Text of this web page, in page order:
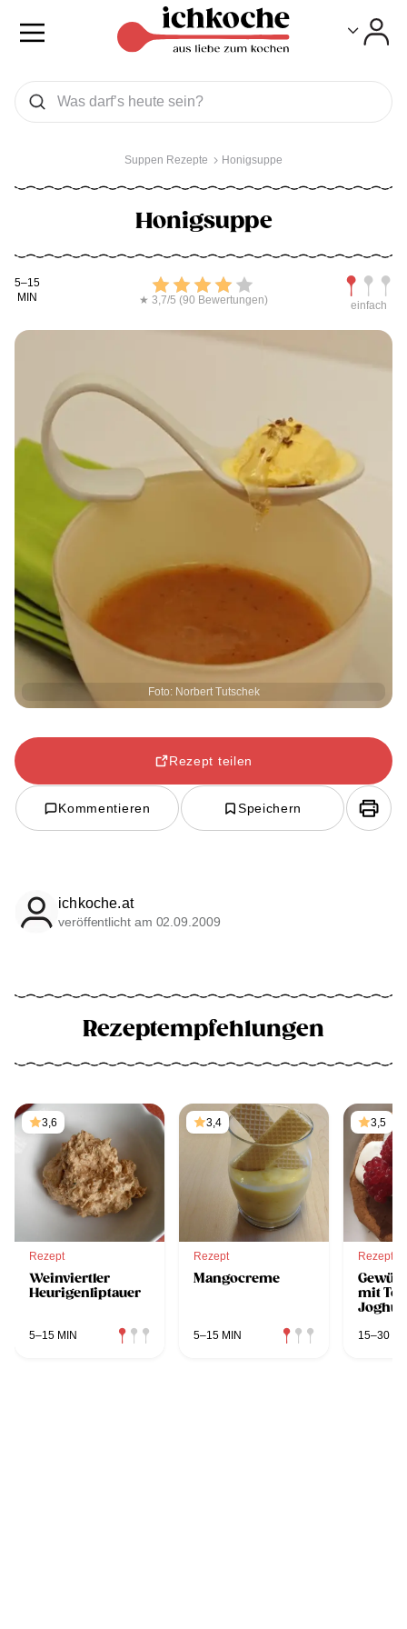
Was wollen Sie suchen
Suchen
Suppen Rezepte Honigsuppe
Honigsuppe
Kochdauer
5–15
MIN
Bewerten
★ 3,7/5 (90 Bewertungen) einfach
Foto: Norbert Tutschek
Rezept teilen
Kommentieren Speichern
ichkoche.at
veröffentlicht am 02.09.2009
Rezeptempfehlungen
3,6
Rezept
Weinviertler
Heurigenliptauer
5–15 MIN
3,4
Rezept
Mangocreme
5–15 MIN
3,5
Rezept
mit
15–30